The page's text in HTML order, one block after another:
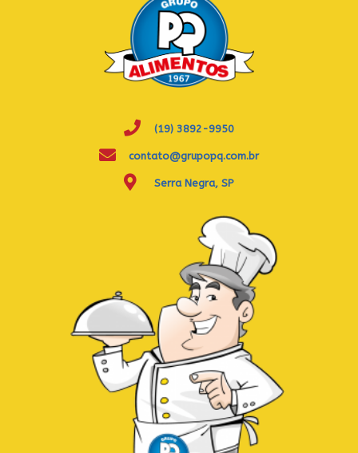
(19) 3892-9950
contato@grupopq.com.br
Serra Negra, SP